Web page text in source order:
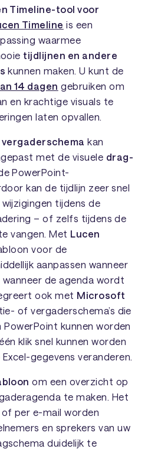
Timeline-tool voor
Timeline is een
waarmee
tijdlijnen en andere
kunnen maken. U kunt de
14 dagen gebruiken om
en krachtige visuals te
laten opvallen.
kan
met de visuele drag-
PowerPoint-
kan de tijdlijn zeer snel
tijdens de
– of zelfs tijdens de
vangen. Met Lucen
voor de
aanpassen wanneer
de agenda wordt
ook met Microsoft
of vergaderschema’s die
PowerPoint kunnen worden
klik snel kunnen worden
gegevens veranderen.
om een overzicht op
te maken. Het
per e-mail worden
en sprekers van uw
duidelijk te